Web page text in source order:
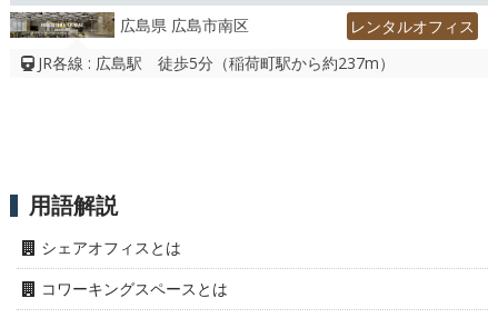
広島県 広島市南区
レンタルオフィス
JR各線 : 広島駅 徒歩5分（稲荷町駅から約237m）
用語解説
シェアオフィスとは
コワーキングスペースとは